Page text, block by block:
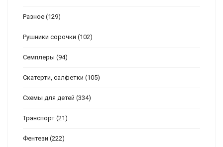
Разное (129)
Рушники сорочки (102)
Семплеры (94)
Скатерти, салфетки (105)
Схемы для детей (334)
Транспорт (21)
Фентези (222)